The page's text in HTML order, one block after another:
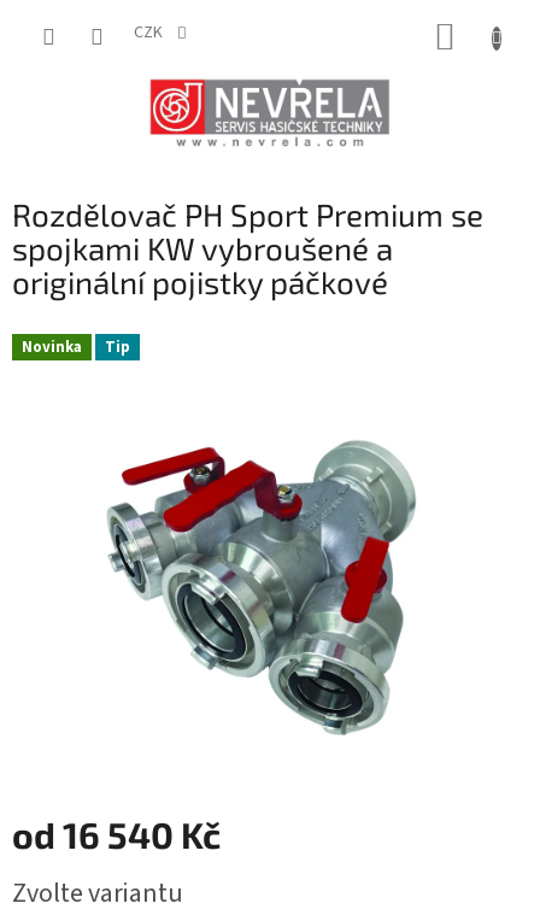
CZK
Rozdělovač PH Sport Premium se
spojkami KW vybroušené a
originální pojistky páčkové
Novinka Tip
od 16 540 Kč
cena:
Zvolte variantu